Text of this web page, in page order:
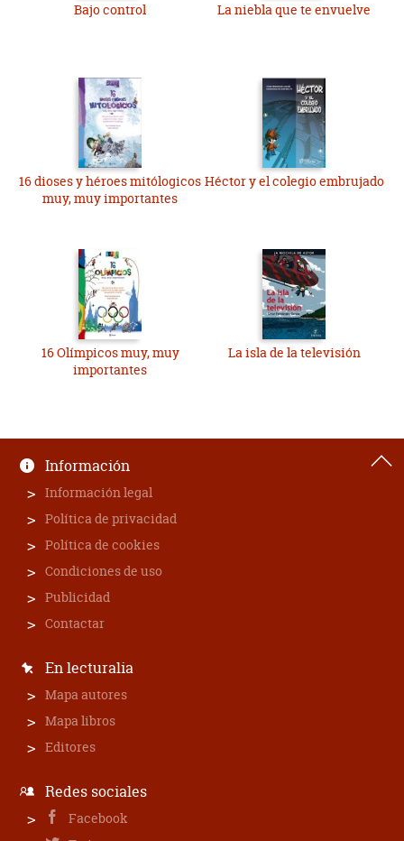
Bajo control La niebla que te envuelve
16 dioses y héroes mitólogicos
muy, muy importantes
Héctor y el colegio embrujado
16 Olímpicos muy, muy
importantes
La isla de la televisión
Información
Información legal
Política de privacidad
Política de cookies
Condiciones de uso
Publicidad
Contactar
En lecturalia
Mapa autores
Mapa libros
Editores
Redes sociales
Facebook